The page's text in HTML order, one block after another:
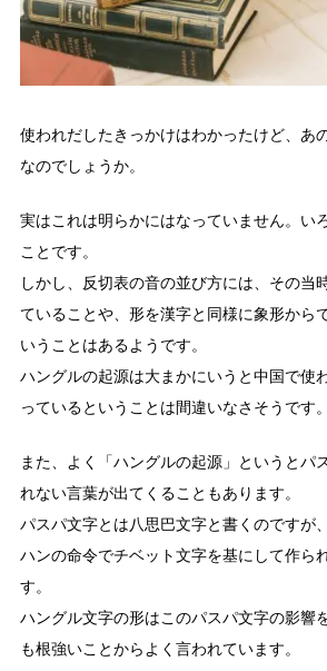
使われだしたきっかけはわかったけど、あ
なのでしょうか。
実はこれは明らかにはなっていません。い
ことです。
しかし、反切表の音の並び方には、その当
ていることや、形を漢字と同様に象形から
いうことはあるようです。
ハングルの起源は大まかにいうと中国で使
っているということは間違いなさそうです。
また、よく「ハングルの起源」というとパ
れない言葉が出てくることもあります。
パスパ文字とは八思巴文字と書くのですが
ハンの命令でチベット文字を基にして作ら
す。
ハングル文字の形はこのパスパ文字の影響
も根強いことからよく言われています。